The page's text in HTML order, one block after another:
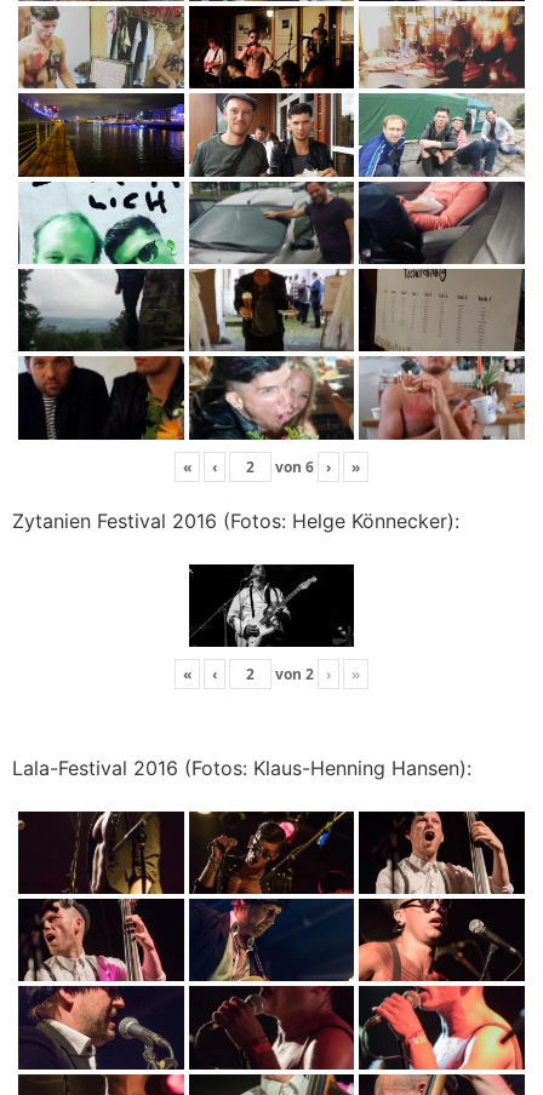
« ‹ von 6 › »
Zytanien Festival 2016 (Fotos: Helge Könnecker):
« ‹ von 2 › »
Lala-Festival 2016 (Fotos: Klaus-Henning Hansen):